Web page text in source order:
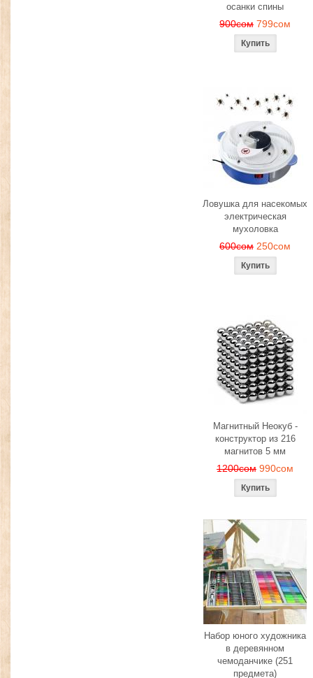
осанки спины
900сом 799сом
Ловушка для насекомых
электрическая
мухоловка
600сом 250сом
Магнитный Неокуб -
конструктор из 216
магнитов 5 мм
1200сом 990сом
Набор юного художника
в деревянном
чемоданчике (251
предмета)